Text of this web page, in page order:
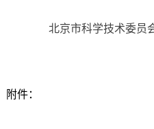
北京市科学技术委员会
附件：